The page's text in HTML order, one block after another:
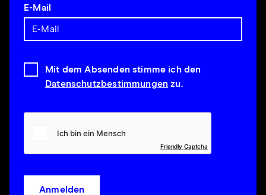
E-Mail
Mit dem Absenden stimme ich den
Datenschutzbestimmungen zu.
Friendly Captcha
Anmelden